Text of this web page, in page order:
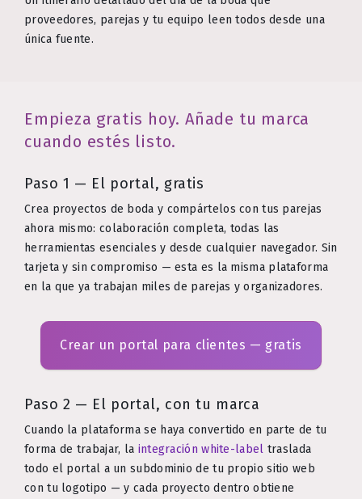
proveedores, parejas y tu equipo leen todos desde una
única fuente.
Empieza gratis hoy. Añade tu marca
cuando estés listo.
Paso 1 — El portal, gratis
Crea proyectos de boda y compártelos con tus parejas
ahora mismo: colaboración completa, todas las
herramientas esenciales y desde cualquier navegador. Sin
tarjeta y sin compromiso — esta es la misma plataforma
en la que ya trabajan miles de parejas y organizadores.
Crear un portal para clientes — gratis
Paso 2 — El portal, con tu marca
Cuando la plataforma se haya convertido en parte de tu
forma de trabajar, la integración white-label traslada
todo el portal a un subdominio de tu propio sitio web
con tu logotipo — y cada proyecto dentro obtiene